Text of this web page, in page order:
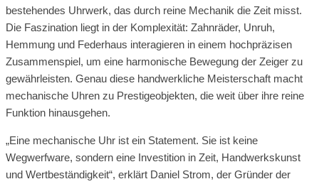
bestehendes Uhrwerk, das durch reine Mechanik die Zeit misst.
Die Faszination liegt in der Komplexität: Zahnräder, Unruh,
Hemmung und Federhaus interagieren in einem hochpräzisen
Zusammenspiel, um eine harmonische Bewegung der Zeiger zu
gewährleisten. Genau diese handwerkliche Meisterschaft macht
mechanische Uhren zu Prestigeobjekten, die weit über ihre reine
Funktion hinausgehen.
„Eine mechanische Uhr ist ein Statement. Sie ist keine
Wegwerfware, sondern eine Investition in Zeit, Handwerkskunst
und Wertbeständigkeit“, erklärt Daniel Strom, der Gründer der